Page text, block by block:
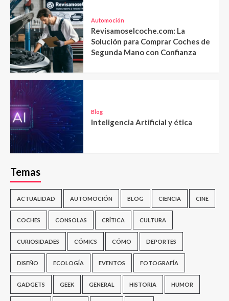
Automoción
Revisamoselcoche.com: La
Solución para Comprar Coches de
Segunda Mano con Confianza
Blog
Inteligencia Artificial y ética
Temas
ACTUALIDAD AUTOMOCIÓN BLOG CIENCIA CINE
COCHES CONSOLAS CRÍTICA CULTURA
CURIOSIDADES CÓMICS CÓMO DEPORTES
DISEÑO ECOLOGÍA EVENTOS FOTOGRAFÍA
GADGETS GEEK GENERAL HISTORIA HUMOR